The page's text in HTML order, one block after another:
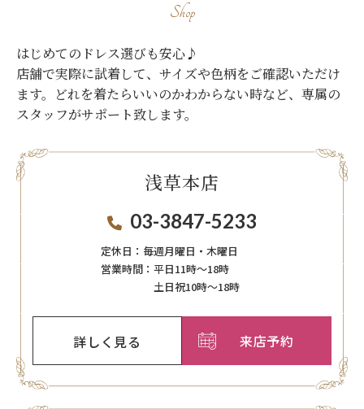
Shop
はじめてのドレス選びも安心♪
店舗で実際に試着して、サイズや色柄をご確認いただけ
ます。
どれを着たらいいのかわからない時など、専属の
スタッフがサポート致します。
浅草本店
03-3847-5233
定休日： 毎週月曜日・木曜日
営業時間： 平日11時～18時
土日祝10時～18時
詳しく見る 来店予約